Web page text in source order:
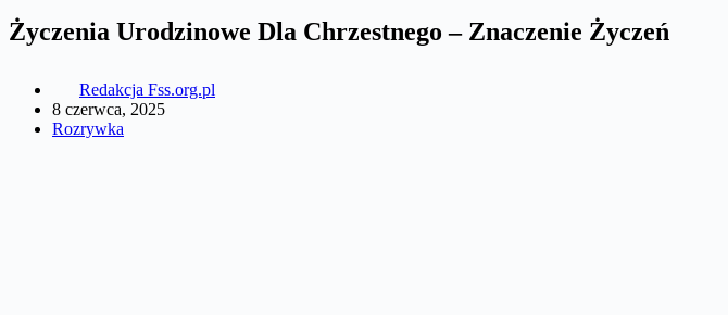
Życzenia Urodzinowe Dla Chrzestnego – Znaczenie Życzeń
Redakcja Fss.org.pl
8 czerwca, 2025
Rozrywka